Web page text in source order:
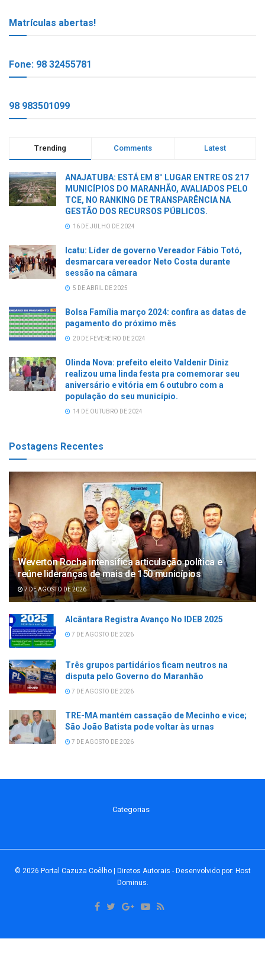
Matrículas abertas!
Fone: 98 32455781
98 983501099
Trending Comments Latest
ANAJATUBA: ESTÁ EM 8° LUGAR ENTRE OS 217
MUNICÍPIOS DO MARANHÃO, AVALIADOS PELO
TCE, NO RANKING DE TRANSPARÊNCIA NA
GESTÃO DOS RECURSOS PÚBLICOS.
16 DE JULHO DE 2024
Icatu: Líder de governo Vereador Fábio Totó,
desmarcara vereador Neto Costa durante
sessão na câmara
5 DE ABRIL DE 2025
Bolsa Família março 2024: confira as datas de
pagamento do próximo mês
20 DE FEVEREIRO DE 2024
Olinda Nova: prefeito eleito Valdenir Diniz
realizou uma linda festa pra comemorar seu
aniversário e vitória em 6 outubro com a
população do seu município.
14 DE OUTUBRO DE 2024
Postagens Recentes
Weverton Rocha intensifica articulação política e
reúne lideranças de mais de 150 municípios
7 DE AGOSTO DE 2026
Alcântara Registra Avanço No IDEB 2025
7 DE AGOSTO DE 2026
Três grupos partidários ficam neutros na
disputa pelo Governo do Maranhão
7 DE AGOSTO DE 2026
TRE-MA mantém cassação de Mecinho e vice;
São João Batista pode voltar às urnas
7 DE AGOSTO DE 2026
Categorias
© 2026 Portal Cazuza Coêlho | Diretos Autorais - Desenvolvido por: Host
Dominus.